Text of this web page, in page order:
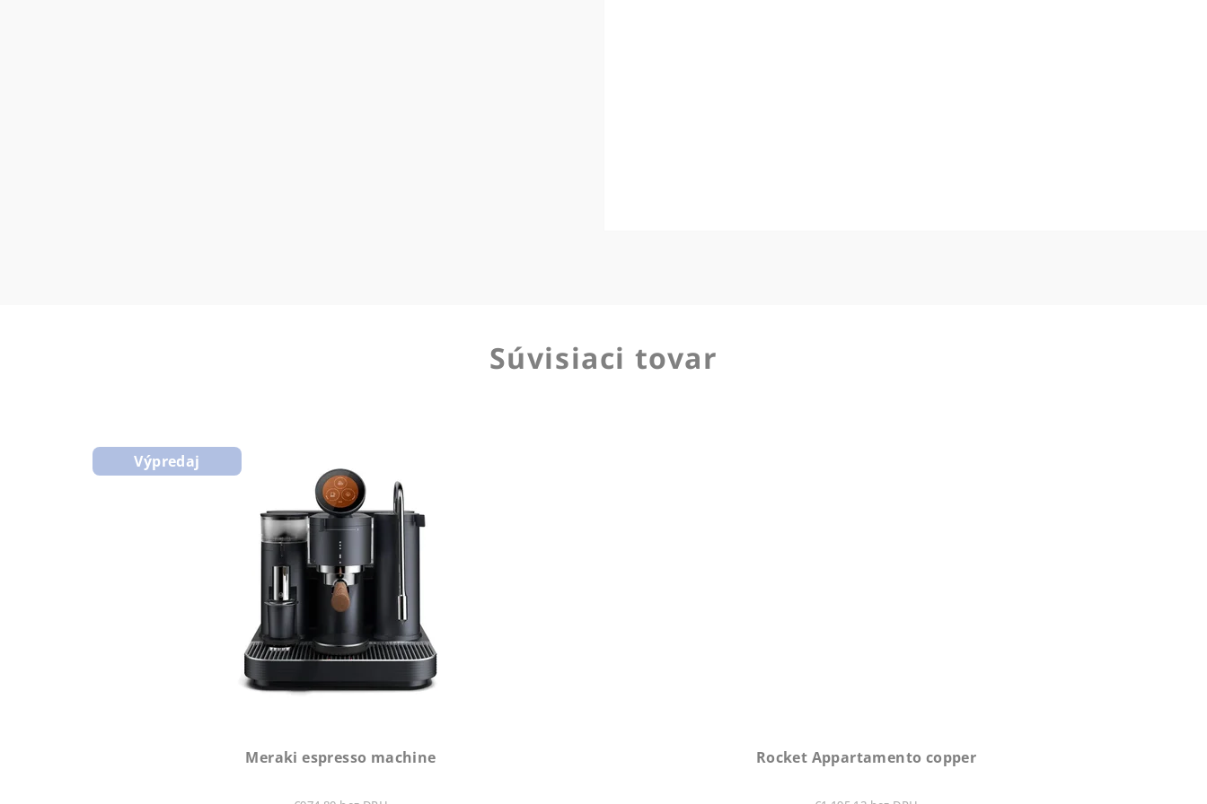
Súvisiaci tovar
Výpredaj
Meraki espresso machine Rocket Appartamento copper